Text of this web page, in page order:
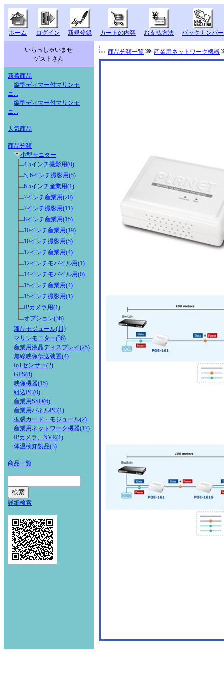
ホーム ログイン 新規登録 カートの内容 お支払方法 バックナンバー
いらっしゃいませ
ゲストさん
新着商品
縦型ディマー付マリンモ
ニ...
縦型ディマー付マリンモ
ニ...
人気商品
商品分類
小型モニター
4.5インチ撮影用(0)
5, 6インチ撮影用(5)
6.5インチ産業用(1)
7インチ産業用(20)
7インチ撮影用(11)
8インチ産業用(15)
10インチ産業用(19)
10インチ撮影用(5)
12インチ産業用(4)
12インチモバイル用(1)
14インチモバイル用(0)
15インチ産業用(4)
15インチ撮影用(1)
IPカメラ用(1)
オプション(36)
液晶モジュール(11)
マリンモニター(36)
産業用液晶ディスプレイ(25)
無線映像伝送装置(4)
IoTセンサー(2)
GPS(8)
映像機器(15)
組込PC(0)
産業用SSD(6)
産業用パネルPC(1)
拡張カード・モジュール(2)
産業用ネットワーク機器(17)
IPカメラ、NVR(1)
体温検知製品(3)
商品一覧
詳細検索
商品分類一覧 産業用ネットワーク機器